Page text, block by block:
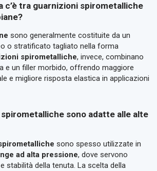
c’è tra guarnizioni spirometalliche
sono generalmente costituite da un
o stratificato tagliato nella forma
spirometalliche, invece, combinano
e un filler morbido, offrendo maggiore
e migliore risposta elastica in applicazioni
sono adatte alle alte
sono spesso utilizzate in
ad alta pressione, dove servono
stabilità della tenuta. La scelta della